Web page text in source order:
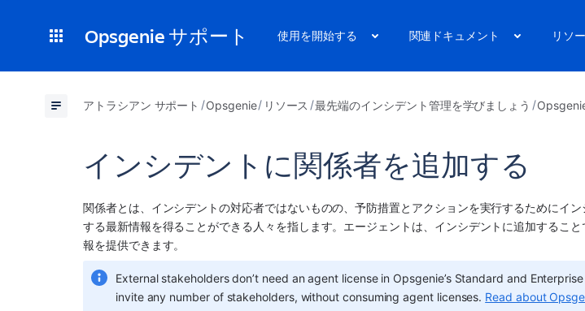
Opsgenie サポート 使用を開始する 関連ドキュメント リソ
アトラシアン サポート Opsgenie リソース 最先端のインシデント管理を学びましょう
インシデントに関係者を追加する
関係者とは、インシデントの対応者ではないものの、予防措置とアクションを実行するためにイ
する最新情報を得ることができる人々を指します。エージェントは、インシデントに追加するこ
報を提供できます。
External stakeholders don’t need an agent license in Opsgenie’s Standard and
invite any number of stakeholders, without consuming agent licenses. Read about